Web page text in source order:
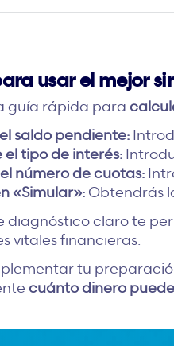
usar el mejor
guía rápida para
saldo pendiente:
el tipo de interés:
número de cuotas:
«Simular»: Obtendrás
diagnóstico claro te
vitales financieras.
tu
cuánto dinero